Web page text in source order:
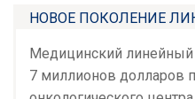
НОВОЕ ПОКОЛЕНИЕ
Медицинский линейный
7 миллионов долларов